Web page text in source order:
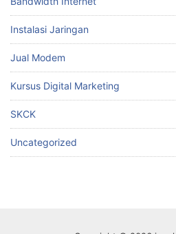
Instalasi Jaringan
Jual Modem
Kursus Digital Marketing
SKCK
Uncategorized